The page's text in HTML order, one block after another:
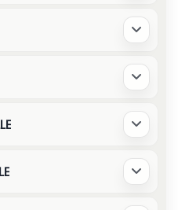
Déplier
Déplier
Déplier
Déplier